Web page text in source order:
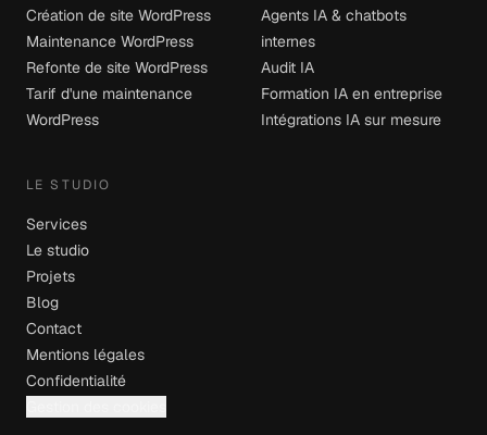
Création de site WordPress
Maintenance WordPress
Refonte de site WordPress
Tarif d'une maintenance
WordPress
Agents IA & chatbots
internes
Audit IA
Formation IA en entreprise
Intégrations IA sur mesure
LE STUDIO
Services
Le studio
Projets
Blog
Contact
Mentions légales
Confidentialité